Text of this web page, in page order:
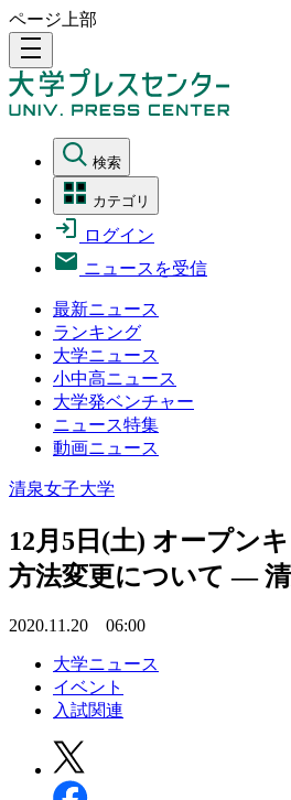
ページ上部
density_medium
検索
カテゴリ
ログイン
ニュースを受信
最新ニュース
ランキング
大学ニュース
小中高ニュース
大学発ベンチャー
ニュース特集
動画ニュース
清泉女子大学
12月5日(土) オープン
方法変更について —
2020.11.20 06:00
大学ニュース
イベント
入試関連